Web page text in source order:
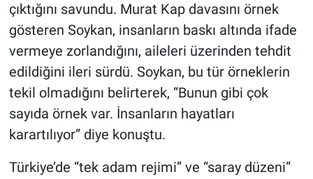
çıktığını savundu. Murat Kap davasını örnek
gösteren Soykan, insanların baskı altında ifade
vermeye zorlandığını, aileleri üzerinden tehdit
edildiğini ileri sürdü. Soykan, bu tür örneklerin
tekil olmadığını belirterek, “Bunun gibi çok
sayıda örnek var. İnsanların hayatları
karartılıyor” diye konuştu.
Türkiye’de “tek adam rejimi” ve “saray düzeni”